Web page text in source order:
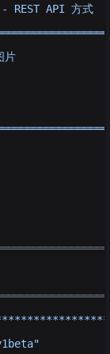
- REST API
析网络图片